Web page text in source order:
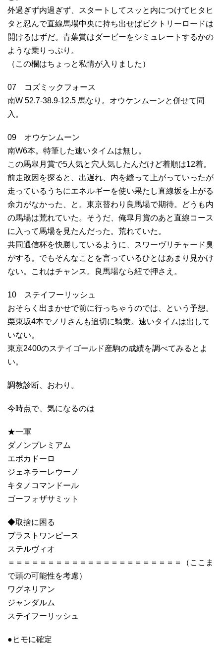
外過ぎず内過ぎず、スタートしてスッと内につけてヒタヒ
タと忍んで直線馬場中央に持ち出せばビクトリーロードは
開けるはずだ。青葉賞はダービーをシミュレートするかの
ような乗りっぷり。
（この欄はちょっと私情が入りました）
07 コズミックフォース
南W 52.7-38.9-12.5 馬なり。オウケンムーンと併せて同
入。
09 オウケンムーン
南W6本。特筆した速いタイムは無し。
この馬皐月賞で5人気と穴人気したんだけど着順は12着。
前走敗因を探ると、出遅れ、内を縫って上がっていったが
走っているうちにエネルギーを使い果たし直線坂を上がる
余力がなかった、と。東京替わり良馬場で期待。どうも内
の馬場は荒れていた。そうだ、俺皐月賞のあと直線コース
に入って馬場を見たんだった。荒れていた。
共同通信杯を快勝しているように、スワーヴリチャード臭
がする。でもそんなことを言っているひとはあまり見かけ
ない。これはチャンス。良馬場なら紐で押さえ。
10 ステイフーリッシュ
おそらく出まかせで前に行っちゃうのでは、という予想。
栗東坂4本でノリさんも追切に騎乗。速いタイムは出して
いない。
東京2400のステイゴールド産駒の成績を調べてみるとよ
い。
調教診断、おわり。
今時点で、気になるのは
★一軍
ダノンプレミアム
エポカドーロ
ジェネラーレウーノ
キタノコマンドール
ゴーフォザサミット
◆取捨に困る
ブラストワンピース
ステルヴィオ
＝＝＝＝＝＝＝＝＝＝＝＝＝＝＝＝＝＝＝＝＝＝（ここま
で頭の可能性を考慮）
ワグネリアン
ジャンダルム
ステイフーリッシュ
●ヒモに確定